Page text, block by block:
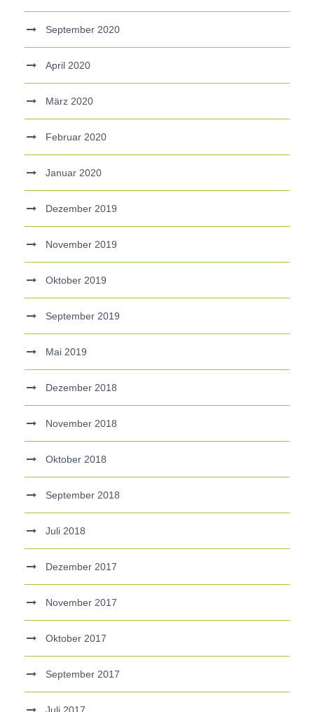
September 2020
April 2020
März 2020
Februar 2020
Januar 2020
Dezember 2019
November 2019
Oktober 2019
September 2019
Mai 2019
Dezember 2018
November 2018
Oktober 2018
September 2018
Juli 2018
Dezember 2017
November 2017
Oktober 2017
September 2017